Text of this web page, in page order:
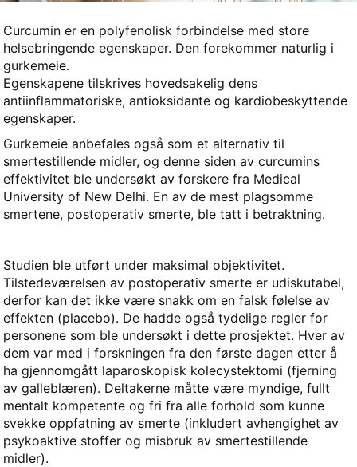
Curcumin er en polyfenolisk forbindelse med store
helsebringende egenskaper. Den forekommer naturlig i
gurkemeie.
Egenskapene tilskrives hovedsakelig dens
antiinflammatoriske, antioksidante og kardiobeskyttende
egenskaper.
Gurkemeie anbefales også som et alternativ til
smertestillende midler, og denne siden av curcumins
effektivitet ble undersøkt av forskere fra Medical
University of New Delhi. En av de mest plagsomme
smertene, postoperativ smerte, ble tatt i betraktning.
Studien ble utført under maksimal objektivitet.
Tilstedeværelsen av postoperativ smerte er udiskutabel,
derfor kan det ikke være snakk om en falsk følelse av
effekten (placebo). De hadde også tydelige regler for
personene som ble undersøkt i dette prosjektet. Hver av
dem var med i forskningen fra den første dagen etter å
ha gjennomgått laparoskopisk kolecystektomi (fjerning
av galleblæren). Deltakerne måtte være myndige, fullt
mentalt kompetente og fri fra alle forhold som kunne
svekke oppfatning av smerte (inkludert avhengighet av
psykoaktive stoffer og misbruk av smertestillende
midler).